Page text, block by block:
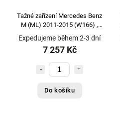
Tažné zařízení Mercedes Benz
M (ML) 2011-2015 (W166) ,
pevné 2 šr., Aragon
Expedujeme během 2-3 dní
7 257 Kč
Do košíku